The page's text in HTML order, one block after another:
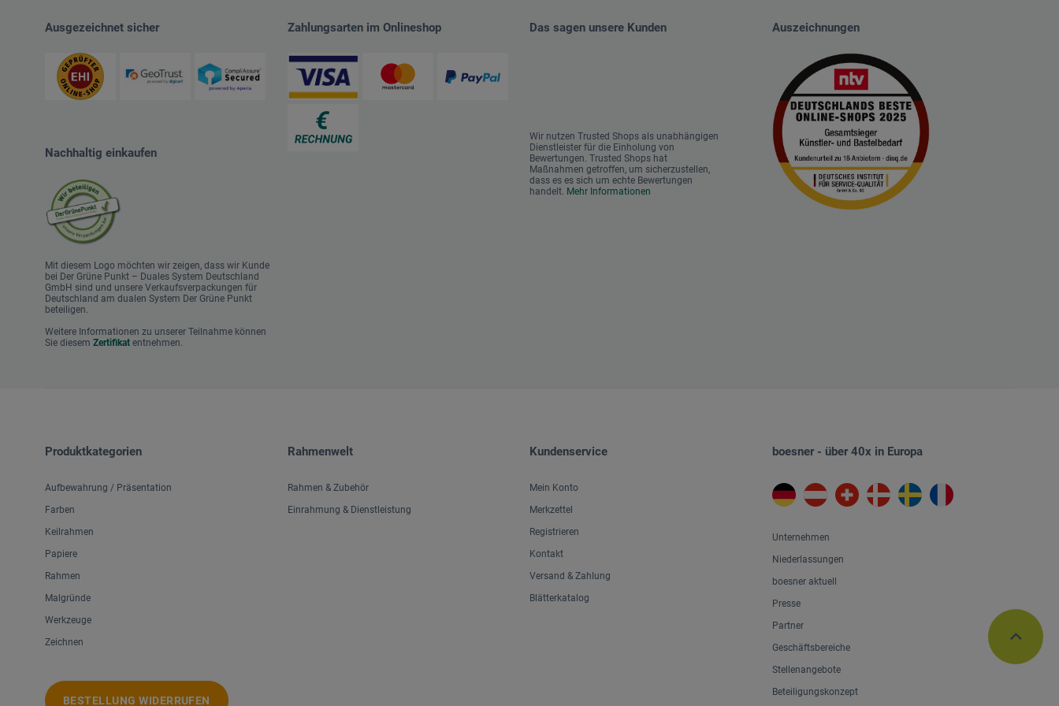
Ausgezeichnet sicher
Nachhaltig einkaufen
Mit diesem Logo möchten wir zeigen, dass wir Kunde
bei Der Grüne Punkt – Duales System Deutschland
GmbH sind und unsere Verkaufsverpackungen für
Deutschland am dualen System Der Grüne Punkt
beteiligen.
Weitere Informationen zu unserer Teilnahme können
Sie diesem Zertifikat entnehmen.
Zahlungsarten im Onlineshop Das sagen unsere Kunden
Wir nutzen Trusted Shops als unabhängigen
Dienstleister für die Einholung von
Bewertungen. Trusted Shops hat
Maßnahmen getroffen, um sicherzustellen,
dass es es sich um echte Bewertungen
handelt. Mehr Informationen
Auszeichnungen
Produktkategorien
Aufbewahrung / Präsentation
Farben
Keilrahmen
Papiere
Rahmen
Malgründe
Werkzeuge
Zeichnen
BESTELLUNG WIDERRUFEN
Rahmenwelt
Rahmen & Zubehör
Einrahmung & Dienstleistung
Kundenservice
Mein Konto
Merkzettel
Registrieren
Kontakt
Versand & Zahlung
Blätterkatalog
boesner - über 40x in Europa
Unternehmen
Niederlassungen
boesner aktuell
Presse
Partner
Geschäftsbereiche
Stellenangebote
Beteiligungskonzept